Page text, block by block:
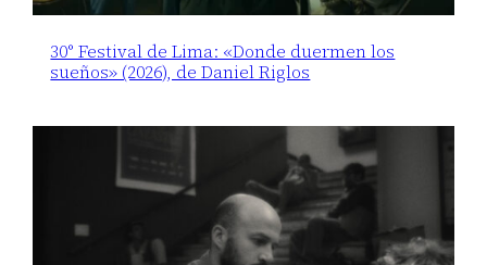
30° Festival de Lima: «Donde duermen los
sueños» (2026), de Daniel Riglos